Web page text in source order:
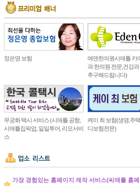
정은영 보험
에덴한의원시애틀 카
과 한의원 전문,건강
추구해드립니다)
무궁화 택시 서비스 (시애틀 공항,
시애틀집픽업, 일일투어, 리모서비
스
케이 최 보험(생명,주
디보험전문)
가장 경험있는 홈페이지 제작 서비스(씨애틀 홈